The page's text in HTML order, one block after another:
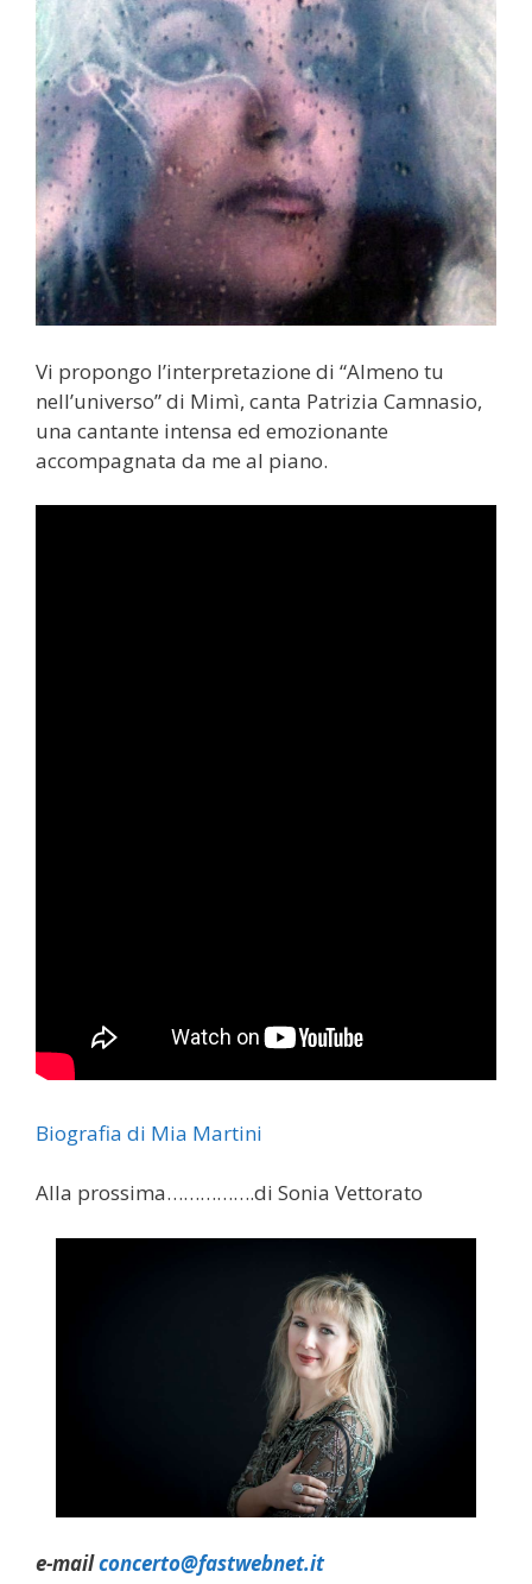
Vi propongo l’interpretazione di “Almeno tu
nell’universo” di Mimì, canta Patrizia Camnasio,
una cantante intensa ed emozionante
accompagnata da me al piano.
Biografia di Mia Martini
Alla prossima…………….di Sonia Vettorato
e-mailconcerto@fastwebnet.it